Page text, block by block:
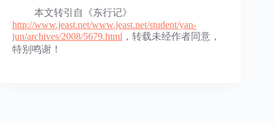
本文转引自《东行记》
http://www.jeast.net/www.jeast.net/student/yan-
jun/archives/2008/5679.html ，转载未经作者同意，
特别鸣谢！